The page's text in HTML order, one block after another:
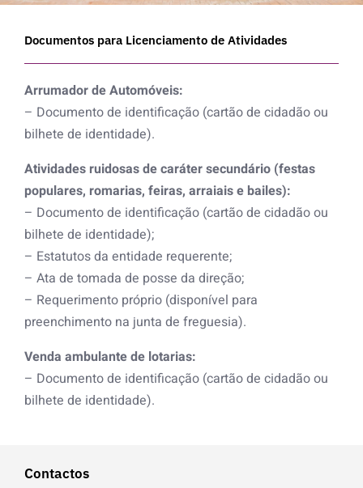
Documentos para Licenciamento de Atividades
Arrumador de Automóveis:
– Documento de identificação (cartão de cidadão ou
bilhete de identidade).
Atividades ruidosas de caráter secundário (festas
populares, romarias, feiras, arraiais e bailes):
– Documento de identificação (cartão de cidadão ou
bilhete de identidade);
– Estatutos da entidade requerente;
– Ata de tomada de posse da direção;
– Requerimento próprio (disponível para
preenchimento na junta de freguesia).
Venda ambulante de lotarias:
– Documento de identificação (cartão de cidadão ou
bilhete de identidade).
Contactos